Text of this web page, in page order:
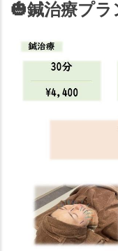
🎃鍼治療プラ